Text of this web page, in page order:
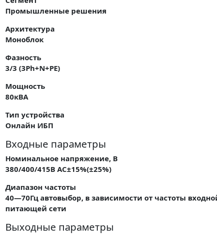
Промышленные решения
Архитектура
Моноблок
Фазность
3/3 (3Ph+N+PE)
Мощность
80кВА
Тип устройства
Онлайн ИБП
Входные параметры
Номинальное напряжение, В
380/400/415В АС±15%(±25%)
Диапазон частоты
40—70Гц автовыбор, в зависимости от частоты
питающей сети
Выходные параметры